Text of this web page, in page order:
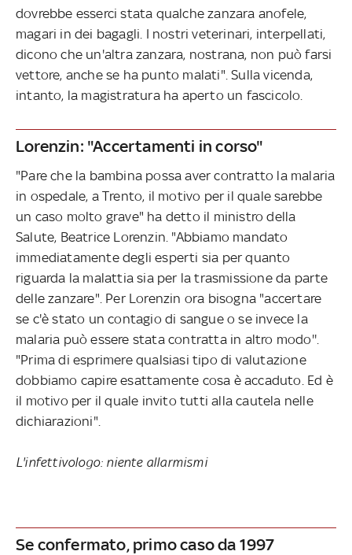
dovrebbe esserci stata qualche zanzara anofele,
magari in dei bagagli. I nostri veterinari, interpellati,
dicono che un'altra zanzara, nostrana, non può farsi
vettore, anche se ha punto malati". Sulla vicenda,
intanto, la magistratura ha aperto un fascicolo.
Lorenzin: "Accertamenti in corso"
"Pare che la bambina possa aver contratto la malaria
in ospedale, a Trento, il motivo per il quale sarebbe
un caso molto grave" ha detto il ministro della
Salute, Beatrice Lorenzin. "Abbiamo mandato
immediatamente degli esperti sia per quanto
riguarda la malattia sia per la trasmissione da parte
delle zanzare". Per Lorenzin ora bisogna "accertare
se c'è stato un contagio di sangue o se invece la
malaria può essere stata contratta in altro modo''.
"Prima di esprimere qualsiasi tipo di valutazione
dobbiamo capire esattamente cosa è accaduto. Ed è
il motivo per il quale invito tutti alla cautela nelle
dichiarazioni".
L'infettivologo: niente allarmismi
Se confermato, primo caso da 1997